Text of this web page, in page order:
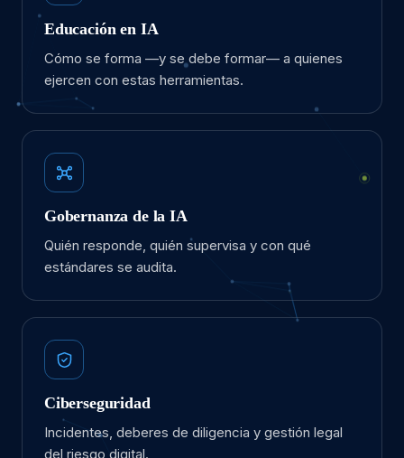
Educación en IA
Cómo se forma —y se debe formar— a quienes
ejercen con estas herramientas.
Gobernanza de la IA
Quién responde, quién supervisa y con qué
estándares se audita.
Ciberseguridad
Incidentes, deberes de diligencia y gestión legal
del riesgo digital.